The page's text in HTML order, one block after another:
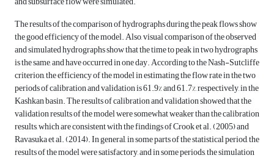
The results of the comparison of hydrographs during the peak flows show
the good efficiency of the model. Also, visual comparison of the observed
and simulated hydrographs show that the time to peak in two hydrographs
is the same, and have occurred in one day. According to the Nash-Sutcliffe
criterion, the efficiency of the model in estimating the flow rate in the two
periods of calibration and validation is 61.9% and 61.7%, respectively, in the
Kashkan basin. The results of calibration and validation showed that the
validation results of the model were somewhat weaker than the calibration
results, which are consistent with the findings of Crook et al. (2005) and
Ravasuka et al. (2014). In general, in some parts of the statistical period, the
results of the model were satisfactory, and in some periods, the simulation